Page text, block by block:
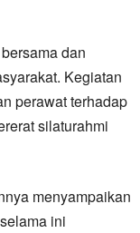
dan
Kegiatan
perawat terhadap
silaturahmi
menyampaikan
ini